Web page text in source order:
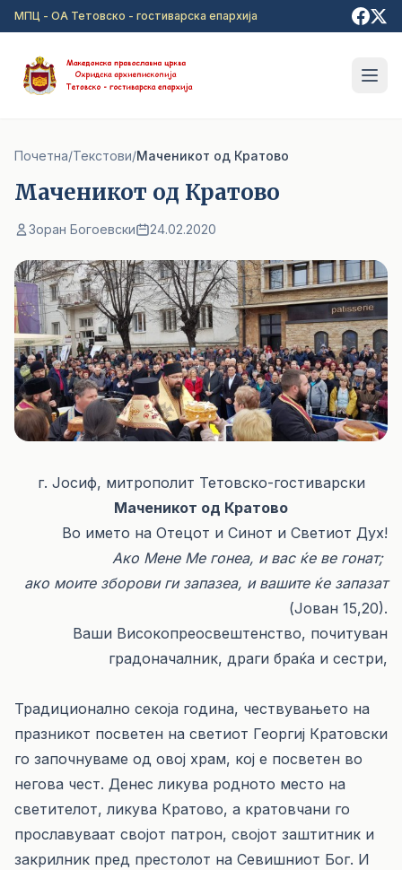
Прејди на главна содржина
МПЦ - ОА Тетовско - гостиварска епархија
Почетна/Текстови/Маченикот од Кратово
Маченикот од Кратово
Зоран Богоевски 24.02.2020
г. Јосиф, митрополит Тетовско-гостиварски
Маченикот од Кратово
Во името на Отецот и Синот и Светиот Дух!
Ако Мене Ме гонеа, и вас ќе ве гонат;
ако моите зборови ги запазеа, и вашите ќе запазат
(Јован 15,20).
Ваши Високопреосвештенство, почитуван
градоначалник, драги браќа и сестри,
Традиционално секоја година, чествувањето на
празникот посветен на светиот Георгиј Кратовски
го започнуваме од овој храм, кој е посветен во
негова чест. Денес ликува родното место на
светителот, ликува Кратово, а кратовчани го
прославуваат својот патрон, својот заштитник и
закрилник пред престолот на Севишниот Бог. И